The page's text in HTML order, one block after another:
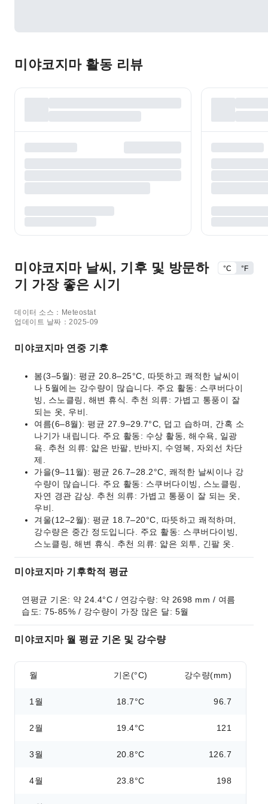
미야코지마 활동 리뷰
미야코지마 날씨, 기후 및 방문하
기 가장 좋은 시기
°C °F
데이터 소스：Meteostat
업데이트 날짜：2025-09
미야코지마 연중 기후
봄(3–5월): 평균 20.8–25°C, 따뜻하고 쾌적한 날씨이
나 5월에는 강수량이 많습니다. 주요 활동: 스쿠버다이
빙, 스노클링, 해변 휴식. 추천 의류: 가볍고 통풍이 잘
되는 옷, 우비.
여름(6–8월): 평균 27.9–29.7°C, 덥고 습하며, 간혹 소
나기가 내립니다. 주요 활동: 수상 활동, 해수욕, 일광
욕. 추천 의류: 얇은 반팔, 반바지, 수영복, 자외선 차단
제.
가을(9–11월): 평균 26.7–28.2°C, 쾌적한 날씨이나 강
수량이 많습니다. 주요 활동: 스쿠버다이빙, 스노클링,
자연 경관 감상. 추천 의류: 가볍고 통풍이 잘 되는 옷,
우비.
겨울(12–2월): 평균 18.7–20°C, 따뜻하고 쾌적하며,
강수량은 중간 정도입니다. 주요 활동: 스쿠버다이빙,
스노클링, 해변 휴식. 추천 의류: 얇은 외투, 긴팔 옷.
미야코지마 기후학적 평균
연평균 기온: 약 24.4°C / 연강수량: 약 2698 mm / 여름
습도: 75-85% / 강수량이 가장 많은 달: 5월
미야코지마 월 평균 기온 및 강수량
월 기온(°C) 강수량(mm)
1월 18.7°C 96.7
2월 19.4°C 121
3월 20.8°C 126.7
4월 23.8°C 198